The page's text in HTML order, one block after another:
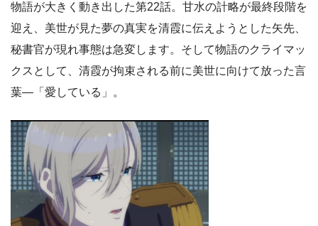
物語が大きく動き出した第22話。甘水の計略が最終段階を
迎え、美世が見た夢の真実を清霞に伝えようとした矢先、
秘書官が現れ事態は急変します。そして物語のクライマッ
クスとして、清霞が拘束される前に美世に向けて放った言
葉—「愛している」。